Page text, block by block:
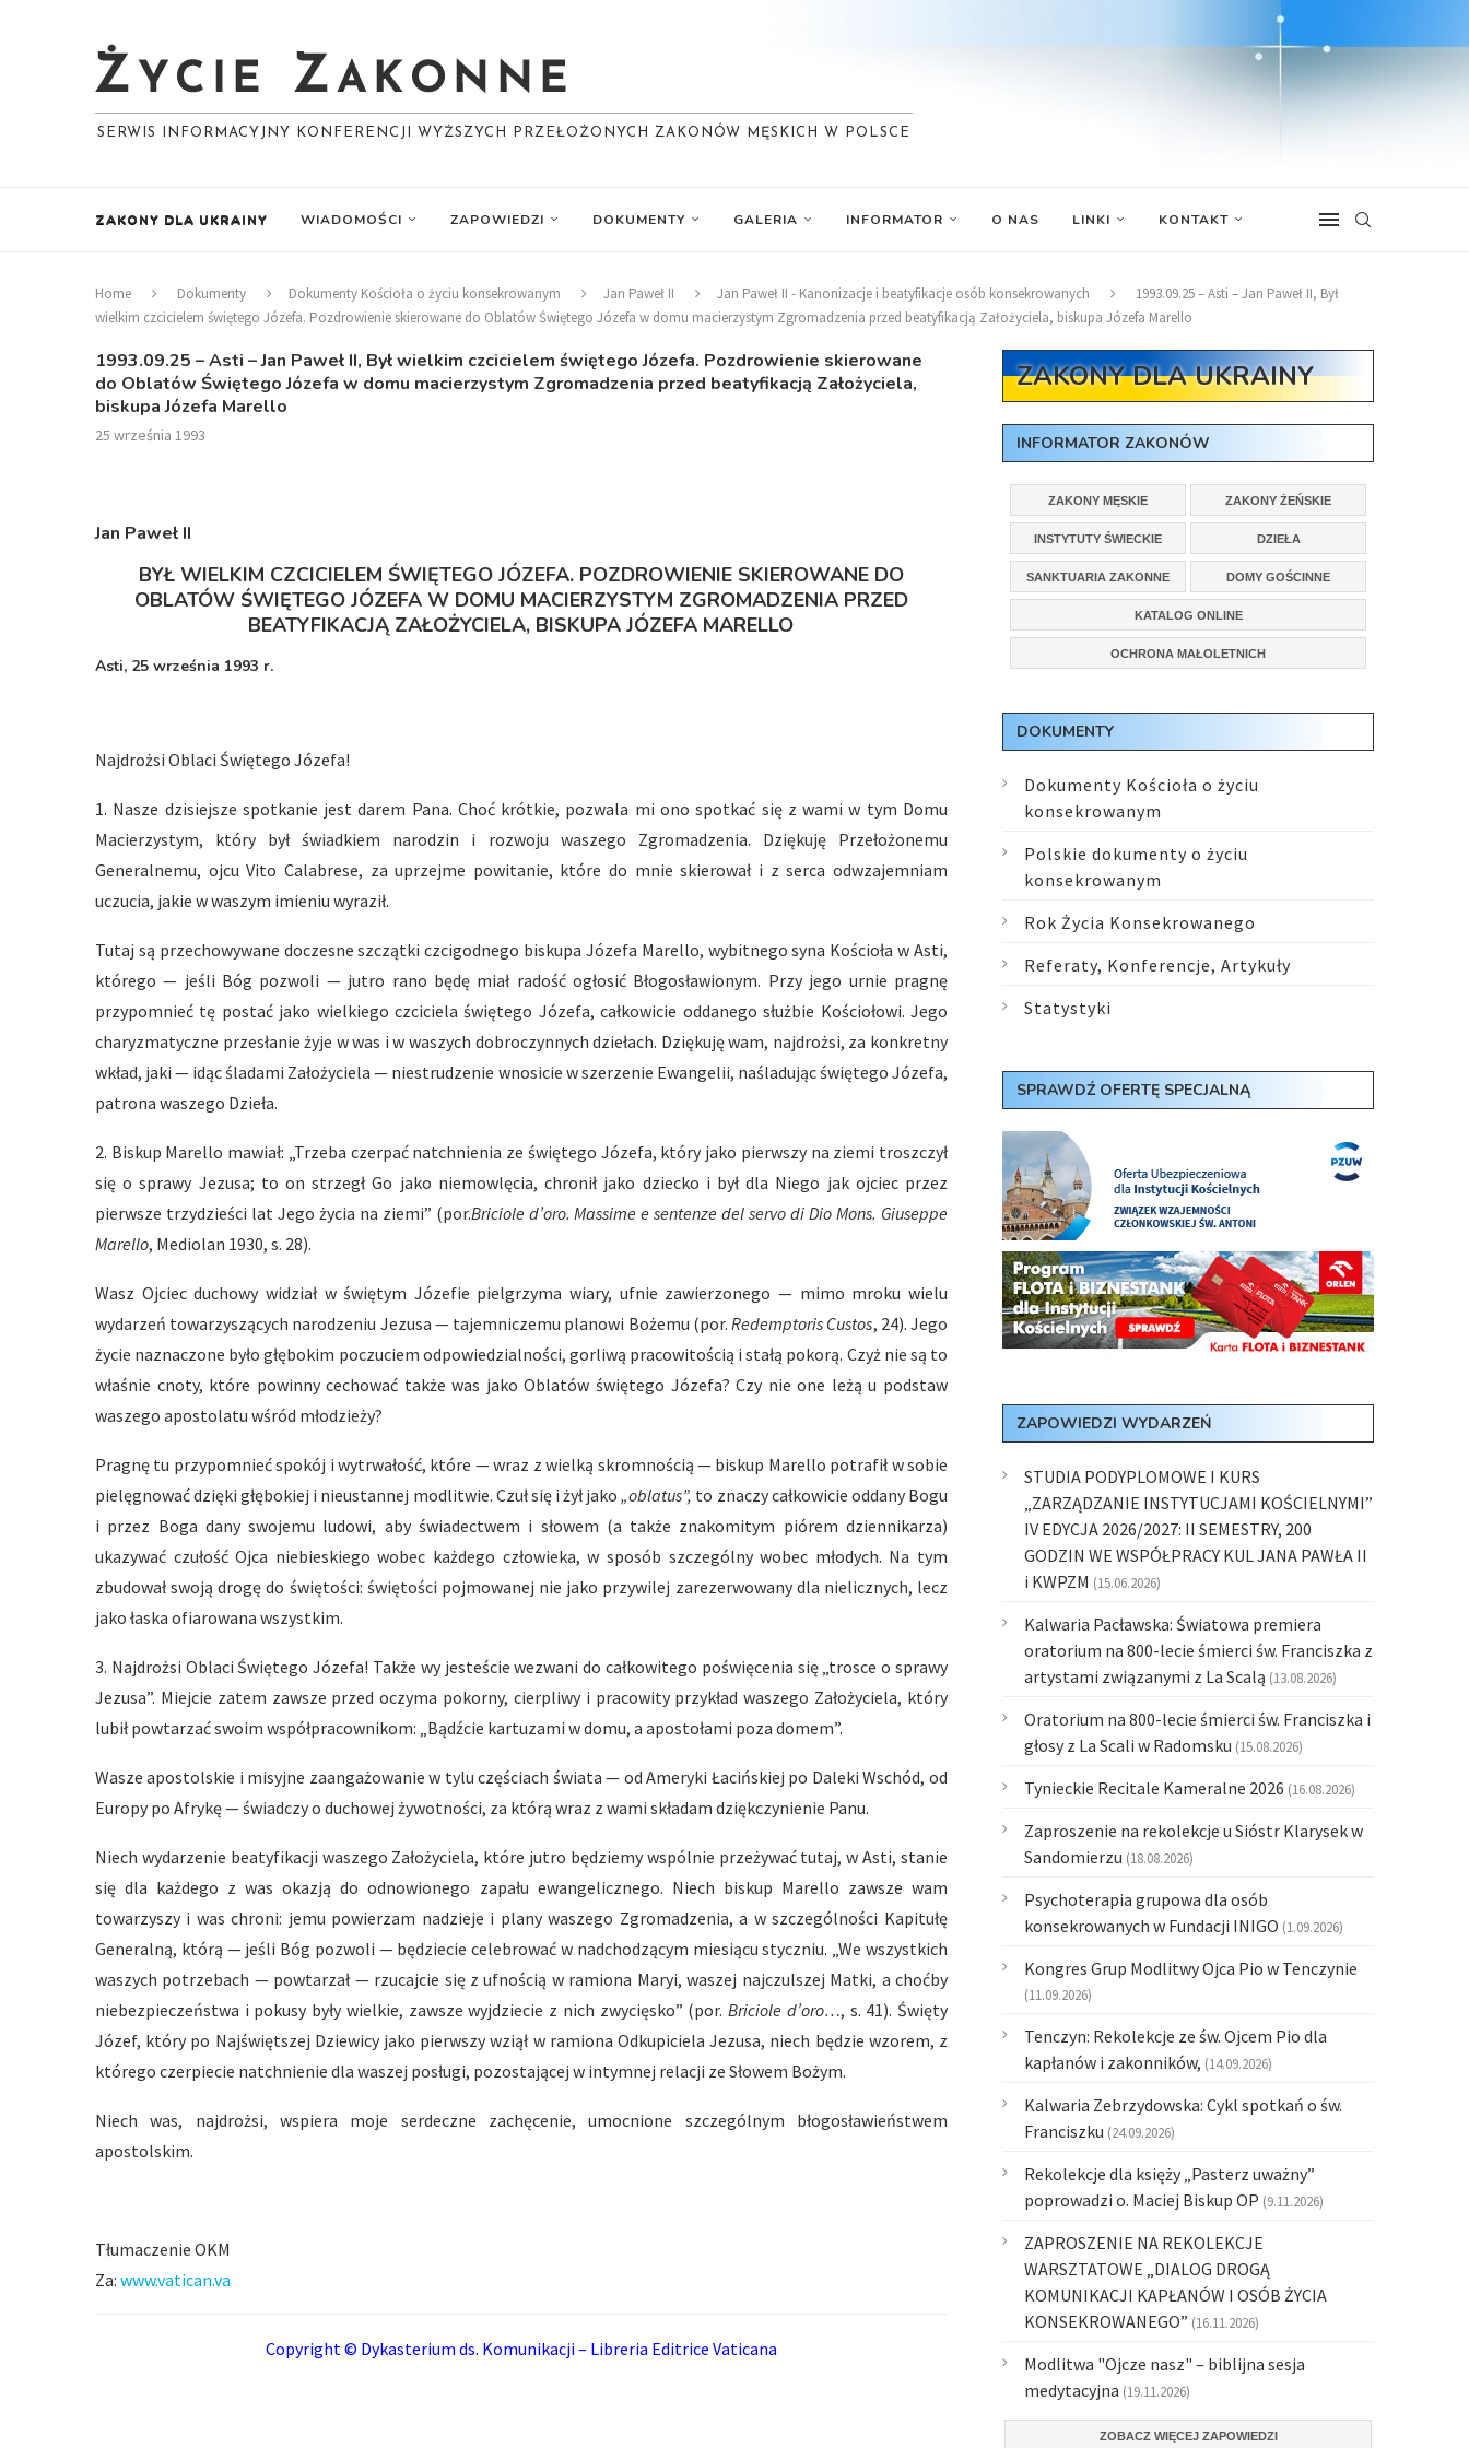
SERWIS INFORMACYJNY KONFERENCJI WYŻSZYCH PRZEŁOŻONYCH ZAKONÓW MĘSKICH W POLSCE
ZAKONY DLA UKRAINY WIADOMOŚCI ZAPOWIEDZI DOKUMENTY GALERIA INFORMATOR O NAS LINKI KONTAKT
Home Dokumenty Dokumenty Kościoła o życiu konsekrowanym Jan Paweł II Jan Paweł II - Kanonizacje i beatyfikacje osób konsekrowanych
1993.09.25 – Asti – Jan Paweł II, Był
wielkim czcicielem świętego Józefa. Pozdrowienie skierowane do Oblatów Świętego Józefa w domu macierzystym Zgromadzenia przed beatyfikacją Założyciela, biskupa Józefa Marello
1993.09.25 – Asti – Jan Paweł II, Był wielkim czcicielem świętego Józefa. Pozdrowienie skierowane
do Oblatów Świętego Józefa w domu macierzystym Zgromadzenia przed beatyfikacją Założyciela,
biskupa Józefa Marello
25 września 1993
Jan Paweł II
BYŁ WIELKIM CZCICIELEM ŚWIĘTEGO JÓZEFA. POZDROWIENIE SKIEROWANE DO
OBLATÓW ŚWIĘTEGO JÓZEFA W DOMU MACIERZYSTYM ZGROMADZENIA PRZED
BEATYFIKACJĄ ZAŁOŻYCIELA, BISKUPA JÓZEFA MARELLO
Asti, 25 września 1993 r.
Najdrożsi Oblaci Świętego Józefa!
1. Nasze dzisiejsze spotkanie jest darem Pana. Choć krótkie, pozwala mi ono spotkać się z wami w tym Domu
Macierzystym, który był świadkiem narodzin i rozwoju waszego Zgromadzenia. Dziękuję Przełożonemu
Generalnemu, ojcu Vito Calabrese, za uprzejme powitanie, które do mnie skierował i z serca odwzajemniam
uczucia, jakie w waszym imieniu wyraził.
Tutaj są przechowywane doczesne szczątki czcigodnego biskupa Józefa Marello, wybitnego syna Kościoła w Asti,
którego — jeśli Bóg pozwoli — jutro rano będę miał radość ogłosić Błogosławionym. Przy jego urnie pragnę
przypomnieć tę postać jako wielkiego czciciela świętego Józefa, całkowicie oddanego służbie Kościołowi. Jego
charyzmatyczne przesłanie żyje w was i w waszych dobroczynnych dziełach. Dziękuję wam, najdrożsi, za konkretny
wkład, jaki — idąc śladami Założyciela — niestrudzenie wnosicie w szerzenie Ewangelii, naśladując świętego Józefa,
patrona waszego Dzieła.
2. Biskup Marello mawiał: „Trzeba czerpać natchnienia ze świętego Józefa, który jako pierwszy na ziemi troszczył
się o sprawy Jezusa; to on strzegł Go jako niemowlęcia, chronił jako dziecko i był dla Niego jak ojciec przez
pierwsze trzydzieści lat Jego życia na ziemi” (por.Briciole d’oro. Massime e sentenze del servo di Dio Mons. Giuseppe
Marello, Mediolan 1930, s. 28).
Wasz Ojciec duchowy widział w świętym Józefie pielgrzyma wiary, ufnie zawierzonego — mimo mroku wielu
wydarzeń towarzyszących narodzeniu Jezusa — tajemniczemu planowi Bożemu (por.Redemptoris Custos, 24). Jego
życie naznaczone było głębokim poczuciem odpowiedzialności, gorliwą pracowitością i stałą pokorą. Czyż nie są to
właśnie cnoty, które powinny cechować także was jako Oblatów świętego Józefa? Czy nie one leżą u podstaw
waszego apostolatu wśród młodzieży?
Pragnę tu przypomnieć spokój i wytrwałość, które — wraz z wielką skromnością — biskup Marello potrafił w sobie
pielęgnować dzięki głębokiej i nieustannej modlitwie. Czuł się i żył jako„oblatus”, to znaczy całkowicie oddany Bogu
i przez Boga dany swojemu ludowi, aby świadectwem i słowem (a także znakomitym piórem dziennikarza)
ukazywać czułość Ojca niebieskiego wobec każdego człowieka, w sposób szczególny wobec młodych. Na tym
zbudował swoją drogę do świętości: świętości pojmowanej nie jako przywilej zarezerwowany dla nielicznych, lecz
jako łaska ofiarowana wszystkim.
3. Najdrożsi Oblaci Świętego Józefa! Także wy jesteście wezwani do całkowitego poświęcenia się „trosce o sprawy
Jezusa”. Miejcie zatem zawsze przed oczyma pokorny, cierpliwy i pracowity przykład waszego Założyciela, który
lubił powtarzać swoim współpracownikom: „Bądźcie kartuzami w domu, a apostołami poza domem”.
Wasze apostolskie i misyjne zaangażowanie w tylu częściach świata — od Ameryki Łacińskiej po Daleki Wschód, od
Europy po Afrykę — świadczy o duchowej żywotności, za którą wraz z wami składam dziękczynienie Panu.
Niech wydarzenie beatyfikacji waszego Założyciela, które jutro będziemy wspólnie przeżywać tutaj, w Asti, stanie
się dla każdego z was okazją do odnowionego zapału ewangelicznego. Niech biskup Marello zawsze wam
towarzyszy i was chroni: jemu powierzam nadzieje i plany waszego Zgromadzenia, a w szczególności Kapitułę
Generalną, którą — jeśli Bóg pozwoli — będziecie celebrować w nadchodzącym miesiącu styczniu. „We wszystkich
waszych potrzebach — powtarzał — rzucajcie się z ufnością w ramiona Maryi, waszej najczulszej Matki, a choćby
niebezpieczeństwa i pokusy były wielkie, zawsze wyjdziecie z nich zwycięsko” (por.Briciole d’oro…, s. 41). Święty
Józef, który po Najświętszej Dziewicy jako pierwszy wziął w ramiona Odkupiciela Jezusa, niech będzie wzorem, z
którego czerpiecie natchnienie dla waszej posługi, pozostającej w intymnej relacji ze Słowem Bożym.
Niech was, najdrożsi, wspiera moje serdeczne zachęcenie, umocnione szczególnym błogosławieństwem
apostolskim.
Tłumaczenie OKM
Za: www.vatican.va
Copyright © Dykasterium ds. Komunikacji – Libreria Editrice Vaticana
ZAKONY DLA UKRAINY
INFORMATOR ZAKONÓW
ZAKONY MĘSKIE ZAKONY ŻEŃSKIE
INSTYTUTY ŚWIECKIE DZIEŁA
SANKTUARIA ZAKONNE DOMY GOŚCINNE
KATALOG ONLINE
OCHRONA MAŁOLETNICH
DOKUMENTY
Dokumenty Kościoła o życiu
konsekrowanym
Polskie dokumenty o życiu
konsekrowanym
Rok Życia Konsekrowanego
Referaty, Konferencje, Artykuły
Statystyki
SPRAWDŹ OFERTĘ SPECJALNĄ
ZAPOWIEDZI WYDARZEŃ
STUDIA PODYPLOMOWE I KURS
„ZARZĄDZANIE INSTYTUCJAMI KOŚCIELNYMI”
IV EDYCJA 2026/2027: II SEMESTRY, 200
GODZIN WE WSPÓŁPRACY KUL JANA PAWŁA II
i KWPZM (15.06.2026)
Kalwaria Pacławska: Światowa premiera
oratorium na 800-lecie śmierci św. Franciszka z
artystami związanymi z La Scalą (13.08.2026)
Oratorium na 800-lecie śmierci św. Franciszka i
głosy z La Scali w Radomsku (15.08.2026)
Tynieckie Recitale Kameralne 2026 (16.08.2026)
Zaproszenie na rekolekcje u Sióstr Klarysek w
Sandomierzu (18.08.2026)
Psychoterapia grupowa dla osób
konsekrowanych w Fundacji INIGO (1.09.2026)
Kongres Grup Modlitwy Ojca Pio w Tenczynie
(11.09.2026)
Tenczyn: Rekolekcje ze św. Ojcem Pio dla
kapłanów i zakonników, (14.09.2026)
Kalwaria Zebrzydowska: Cykl spotkań o św.
Franciszku (24.09.2026)
Rekolekcje dla księży „Pasterz uważny”
poprowadzi o. Maciej Biskup OP (9.11.2026)
ZAPROSZENIE NA REKOLEKCJE
WARSZTATOWE „DIALOG DROGĄ
KOMUNIKACJI KAPŁANÓW I OSÓB ŻYCIA
KONSEKROWANEGO” (16.11.2026)
Modlitwa "Ojcze nasz" – biblijna sesja
medytacyjna (19.11.2026)
ZOBACZ WIĘCEJ ZAPOWIEDZI